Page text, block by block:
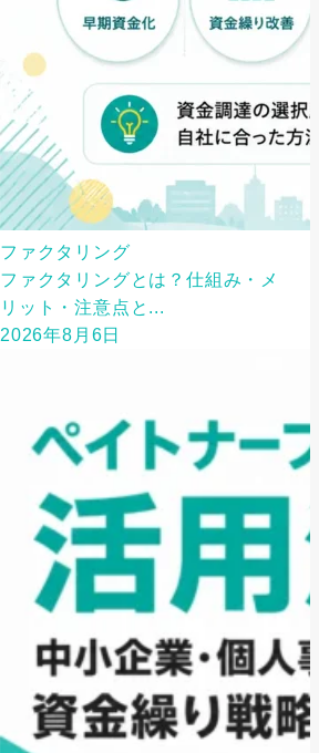
ファクタリング
ファクタリングとは？仕組み・メ
リット・注意点と...
2026年8月6日